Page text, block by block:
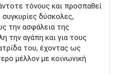
τόνους και προσπαθεί
δύσκολες,
την ασφάλεια της
την αγάπη και για τους
του, έχοντας ως
μέλλον με κοινωνική